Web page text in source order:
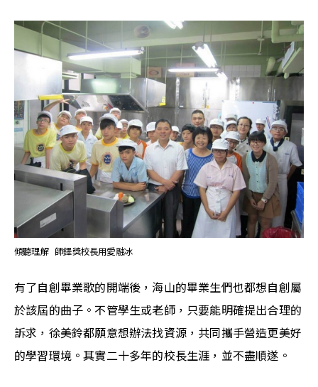
傾聽理解  師鐸獎校長用愛融冰
有了自創畢業歌的開端後，海山的畢業生們也都想自創屬
於該屆的曲子。不管學生或老師，只要能明確提出合理的
訴求，徐美鈴都願意想辦法找資源，共同攜手營造更美好
的學習環境。其實二十多年的校長生涯，並不盡順遂。